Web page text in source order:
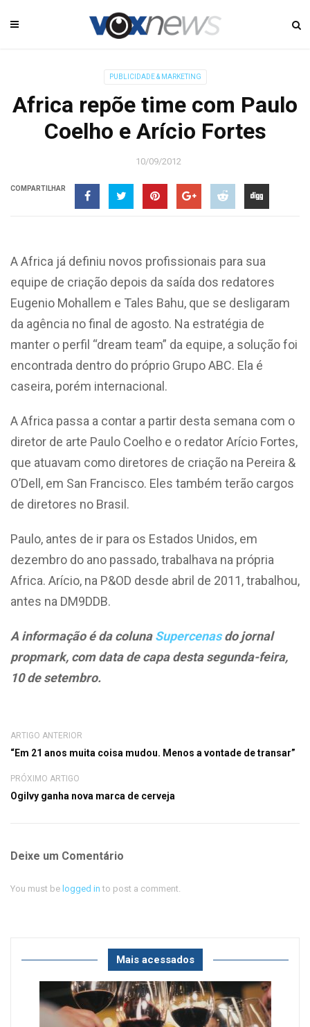
PUBLICIDADE & MARKETING
Africa repõe time com Paulo
Coelho e Arício Fortes
10/09/2012
COMPARTILHAR
A Africa já definiu novos profissionais para sua
equipe de criação depois da saída dos redatores
Eugenio Mohallem e Tales Bahu, que se desligaram
da agência no final de agosto. Na estratégia de
manter o perfil “dream team” da equipe, a solução foi
encontrada dentro do próprio Grupo ABC. Ela é
caseira, porém internacional.
A Africa passa a contar a partir desta semana com o
diretor de arte Paulo Coelho e o redator Arício Fortes,
que atuavam como diretores de criação na Pereira &
O’Dell, em San Francisco. Eles também terão cargos
de diretores no Brasil.
Paulo, antes de ir para os Estados Unidos, em
dezembro do ano passado, trabalhava na própria
Africa. Arício, na P&OD desde abril de 2011, trabalhou,
antes na DM9DDB.
A informação é da colunaSupercenasdo jornal
propmark, com data de capa desta segunda-feira,
10 de setembro.
ARTIGO ANTERIOR
“Em 21 anos muita coisa mudou. Menos a vontade de transar”
PRÓXIMO ARTIGO
Ogilvy ganha nova marca de cerveja
Deixe um Comentário
You must be logged in to post a comment.
Mais acessados